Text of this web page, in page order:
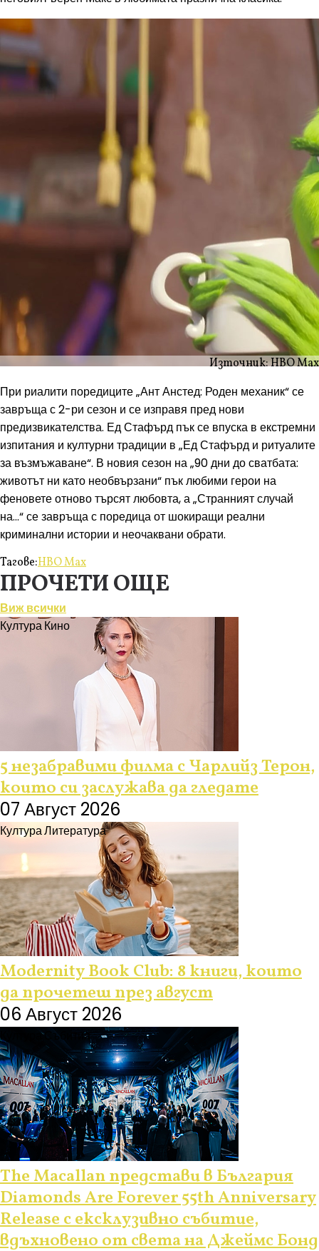
Източник: HBO Max
При риалити поредиците „Ант Анстед: Роден механик“ се
завръща с 2-ри сезон и се изправя пред нови
предизвикателства. Ед Стафърд пък се впуска в екстремни
изпитания и културни традиции в „Ед Стафърд и ритуалите
за възмъжаване“. В новия сезон на „90 дни до сватбата:
животът ни като необвързани“ пък любими герои на
феновете отново търсят любовта, а „Странният случай
на...“ се завръща с поредица от шокиращи реални
криминални истории и неочаквани обрати.
Тагове:HBO Max
ПРОЧЕТИ ОЩЕ
Виж всички
КултураКино
5 незабравими филма с Чарлийз Терон,
които си заслужава да гледате
07 Август 2026
КултураЛитература
Modernity Book Club: 8 книги, които
да прочетеш през август
06 Август 2026
Култура Събития
The Macallan представи в България
Diamonds Are Forever 55th Anniversary
Release с ексклузивно събитие,
вдъхновено от света на Джеймс Бонд